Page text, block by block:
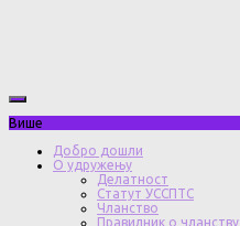
Више
Добро дошли
О удружењу
Делатност
Статут УССПТС
Чланство
Правилник о чланству